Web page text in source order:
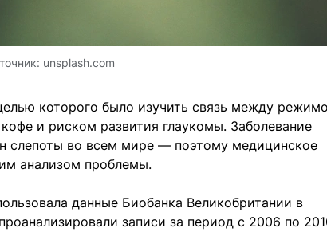
unsplash.com
которого было изучить связь между
и риском развития глаукомы. Заболевание
слепоты во всем мире — поэтому медицинское
анализом проблемы.
данные Биобанка Великобритании в
записи за период с 2006 по